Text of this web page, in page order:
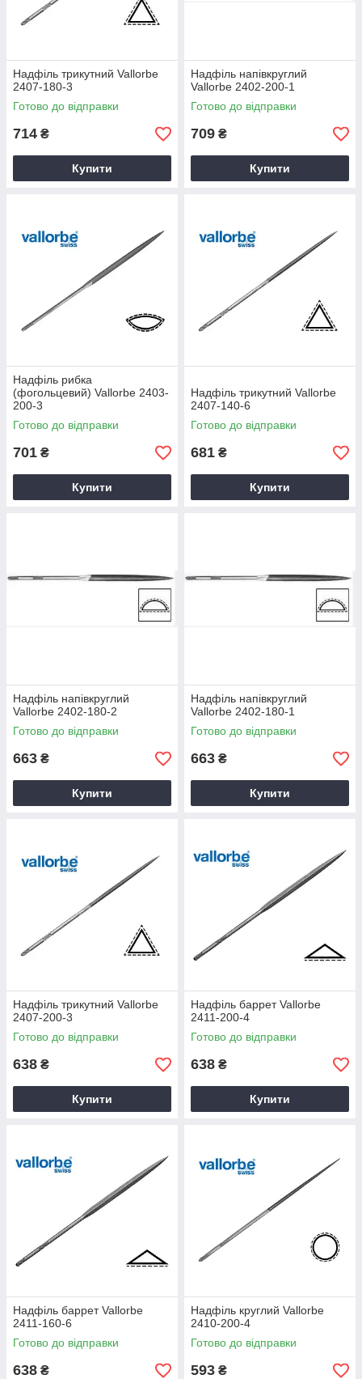
Надфіль трикутний Vallorbe
2407-180-3
Готово до відправки
714 ₴
Купити
Надфіль напівкруглий
Vallorbe 2402-200-1
Готово до відправки
709 ₴
Купити
Надфіль рибка
(фогольцевий) Vallorbe 2403-
200-3
Готово до відправки
701 ₴
Купити
Надфіль трикутний Vallorbe
2407-140-6
Готово до відправки
681 ₴
Купити
Надфіль напівкруглий
Vallorbe 2402-180-2
Готово до відправки
663 ₴
Купити
Надфіль напівкруглий
Vallorbe 2402-180-1
Готово до відправки
663 ₴
Купити
Надфіль трикутний Vallorbe
2407-200-3
Готово до відправки
638 ₴
Купити
Надфіль баррет Vallorbe
2411-200-4
Готово до відправки
638 ₴
Купити
Надфіль баррет Vallorbe
2411-160-6
Готово до відправки
638 ₴
Надфіль круглий Vallorbe
2410-200-4
Готово до відправки
593 ₴